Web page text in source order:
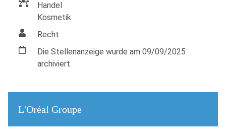
Handel
Kosmetik
Recht
Die Stellenanzeige wurde am 09/09/2025
archiviert.
L'Oréal Groupe